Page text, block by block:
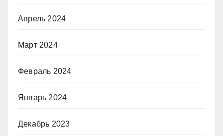
Апрель 2024
Март 2024
Февраль 2024
Январь 2024
Декабрь 2023